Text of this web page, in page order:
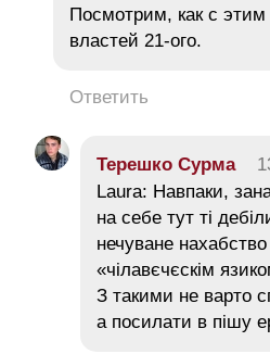
Посмотрим, как с
властей 21-ого.
Ответить
Терешко Сурма
Laura: Навпаки,
на себе тут ті
нечуване
«чілавєчєскім
З такими не варто
а посилати в пішу